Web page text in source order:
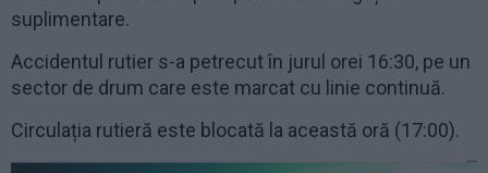
suplimentare.
Accidentul rutier s-a petrecut în jurul orei 16:30, pe un
sector de drum care este marcat cu linie continuă.
Circulația rutieră este blocată la această oră (17:00).